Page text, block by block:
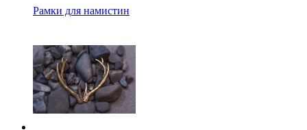
Рамки для намистин